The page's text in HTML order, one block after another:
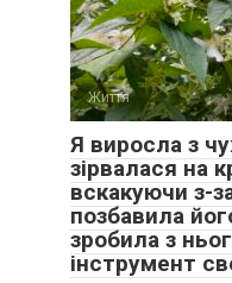
Життя
Я виросла з
зірвалася на
вскакуючи з-
позбавила
зробила з
інструмент